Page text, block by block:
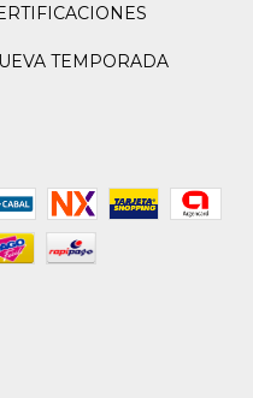
TEMPORADA